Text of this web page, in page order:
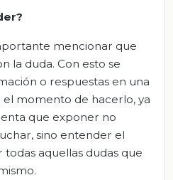
mencionar que
la duda. Con esto se
o respuestas en una
el momento de hacerlo, ya
que exponer no
sino entender el
todas aquellas dudas que